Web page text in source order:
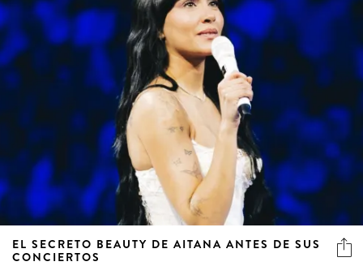
EL SECRETO BEAUTY DE AITANA ANTES DE SUS
CONCIERTOS